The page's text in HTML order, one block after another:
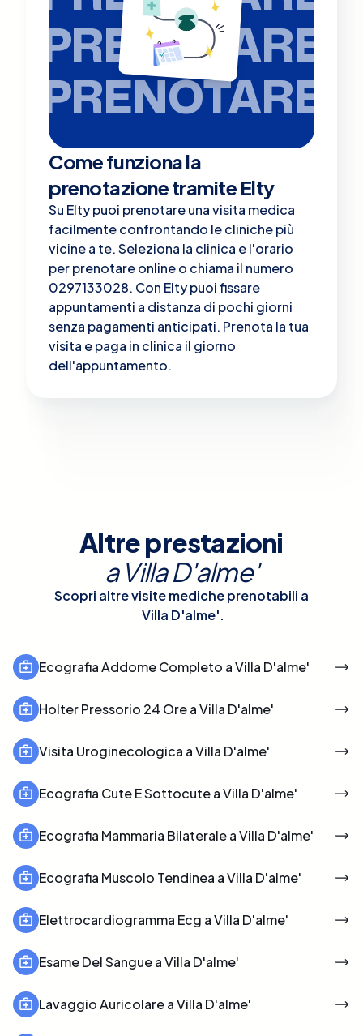
PRENOTARE
PRENOTARE
Come funziona la
prenotazione tramite Elty
Su Elty puoi prenotare una visita medica
facilmente confrontando le cliniche più
vicine a te. Seleziona la clinica e l'orario
per prenotare online o chiama il numero
0297133028. Con Elty puoi fissare
appuntamenti a distanza di pochi giorni
senza pagamenti anticipati. Prenota la tua
visita e paga in clinica il giorno
dell'appuntamento.
Altre prestazioni
a Villa D'alme'
Scopri altre visite mediche prenotabili a
Villa D'alme'.
Ecografia Addome Completo a Villa D'alme'
Holter Pressorio 24 Ore a Villa D'alme'
Visita Uroginecologica a Villa D'alme'
Ecografia Cute E Sottocute a Villa D'alme'
Ecografia Mammaria Bilaterale a Villa D'alme'
Ecografia Muscolo Tendinea a Villa D'alme'
Elettrocardiogramma Ecg a Villa D'alme'
Esame Del Sangue a Villa D'alme'
Lavaggio Auricolare a Villa D'alme'